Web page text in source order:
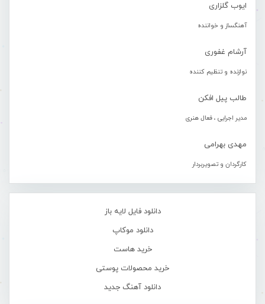
ایوب گلزاری
آهنگساز و خواننده
آرشام غفوری
نوازنده و تنظیم کننده
طالب پیل افکن
مدیر اجرایی ، فعال هنری
مهدی بهرامی
کارگردان و تصویربردار
دانلود فایل لایه باز
دانلود موکاپ
خرید هاست
خرید محصولات پوستی
دانلود آهنگ جدید